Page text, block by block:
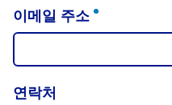
이메일 주소 (REQUIRED)
연락처